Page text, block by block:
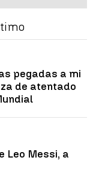
pegadas a mi
de atentado
Leo Messi, a